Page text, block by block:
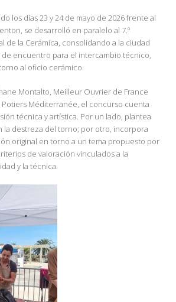
los días 23 y 24 de mayo de 2026 frente al
se desarrolló en paralelo al 7.º
de la Cerámica, consolidando a la ciudad
encuentro para el intercambio técnico,
al oficio cerámico.
Montalto, Meilleur Ouvrier de France
Potiers Méditerranée, el concurso cuenta
técnica y artística. Por un lado, plantea
la destreza del torno; por otro, incorpora
original en torno a un tema propuesto por
de valoración vinculados a la
y la técnica.